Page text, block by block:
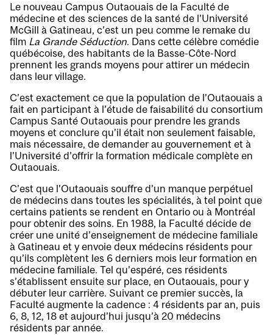
Le nouveau Campus Outaouais de la Faculté de
médecine et des sciences de la santé de l’Université
McGill à Gatineau, c’est un peu comme le remake du
film La Grande Séduction. Dans cette célèbre comédie
québécoise, des habitants de la Basse-Côte-Nord
prennent les grands moyens pour attirer un médecin
dans leur village.
C’est exactement ce que la population de l’Outaouais a
fait en participant à l’étude de faisabilité du consortium
Campus Santé Outaouais pour prendre les grands
moyens et conclure qu’il était non seulement faisable,
mais nécessaire, de demander au gouvernement et à
l’Université d’offrir la formation médicale complète en
Outaouais.
C’est que l’Outaouais souffre d’un manque perpétuel
de médecins dans toutes les spécialités, à tel point que
certains patients se rendent en Ontario ou à Montréal
pour obtenir des soins. En 1988, la Faculté décide de
créer une unité d’enseignement de médecine familiale
à Gatineau et y envoie deux médecins résidents pour
qu’ils complètent les 6 derniers mois leur formation en
médecine familiale. Tel qu’espéré, ces résidents
s’établissent ensuite sur place, en Outaouais, pour y
débuter leur carrière. Suivant ce premier succès, la
Faculté augmente la cadence : 4 résidents par an, puis
6, 8, 12, 18 et aujourd’hui jusqu’à 20 médecins
résidents par année.